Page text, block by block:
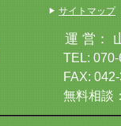
運 営： 山
TEL: 070-
FAX: 042-
無料相談：
サイトマップ